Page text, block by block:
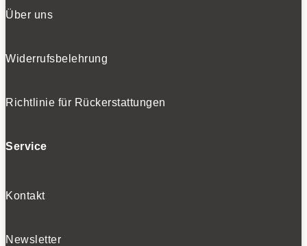
Über uns
Widerrufsbelehrung
Richtlinie für Rückerstattungen
Service
Kontakt
Newsletter